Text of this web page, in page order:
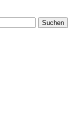
Suchen